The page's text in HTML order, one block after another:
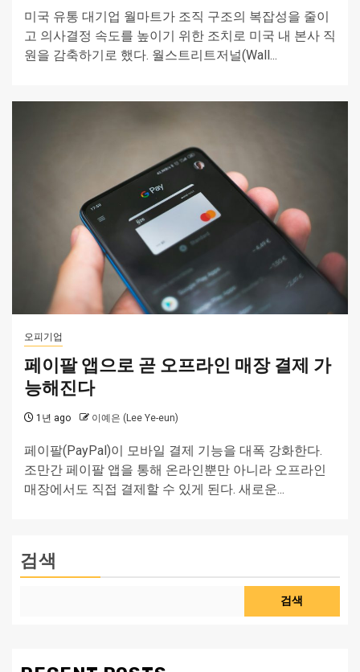
미국 유통 대기업 월마트가 조직 구조의 복잡성을 줄이
고 의사결정 속도를 높이기 위한 조치로 미국 내 본사 직
원을 감축하기로 했다. 월스트리트저널(Wall...
오피기업
페이팔 앱으로 곧 오프라인 매장 결제 가
능해진다
1년 ago 이예은 (Lee Ye-eun)
페이팔(PayPal)이 모바일 결제 기능을 대폭 강화한다.
조만간 페이팔 앱을 통해 온라인뿐만 아니라 오프라인
매장에서도 직접 결제할 수 있게 된다. 새로운...
검색
검색